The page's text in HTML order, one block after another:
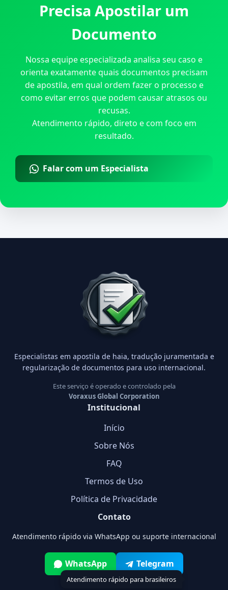
Precisa Apostilar um
Documento
Nossa equipe especializada analisa seu caso e
orienta exatamente quais documentos precisam
de apostila, em qual ordem fazer o processo e
como evitar erros que podem causar atrasos ou
recusas.
Atendimento rápido, direto e com foco em
resultado.
Falar com um Especialista
Atendimento rápido para brasileiros
Especialistas em apostila de haia, tradução juramentada e
regularização de documentos para uso internacional.
Este serviço é operado e controlado pela
Voraxus Global Corporation
Institucional
Início
Sobre Nós
FAQ
Termos de Uso
Política de Privacidade
Contato
Atendimento rápido via WhatsApp ou suporte internacional
WhatsApp Telegram
+55 11 96603-0025